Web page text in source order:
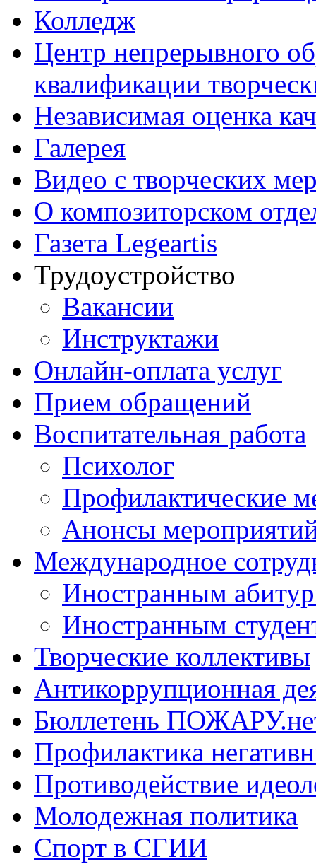
Колледж
Центр непрерывного
квалификации
Независимая оценка
Галерея
Видео с творческих
О композиторском
Газета Legeartis
Трудоустройство
Вакансии
Инструктажи
Онлайн-оплата услуг
Прием обращений
Воспитательная работа
Психолог
Профилактические
Анонсы
Международное
Иностранным
Иностранным
Творческие коллективы
Антикоррупционная
Бюллетень
Профилактика
Противодействие
Молодежная политика
Спорт в СГИИ